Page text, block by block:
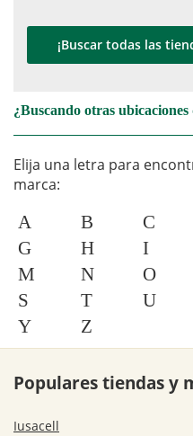
¡Buscar todas las
¿Buscando otras
Elija una letra para
marca:
A B C
G
H I
M
N O
S
T U
Y
Z
Populares tiendas y
Iusacell